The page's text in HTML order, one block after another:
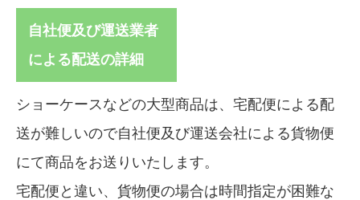
自社便及び運送業者
による配送の詳細
ショーケースなどの大型商品は、宅配便による配
送が難しいので自社便及び運送会社による貨物便
にて商品をお送りいたします。
宅配便と違い、貨物便の場合は時間指定が困難な